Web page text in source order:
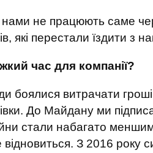
не працюють саме
які перестали їздити з
час для компанії?
боялися витрачати
До Майдану ми
стали набагато
З 2016 року